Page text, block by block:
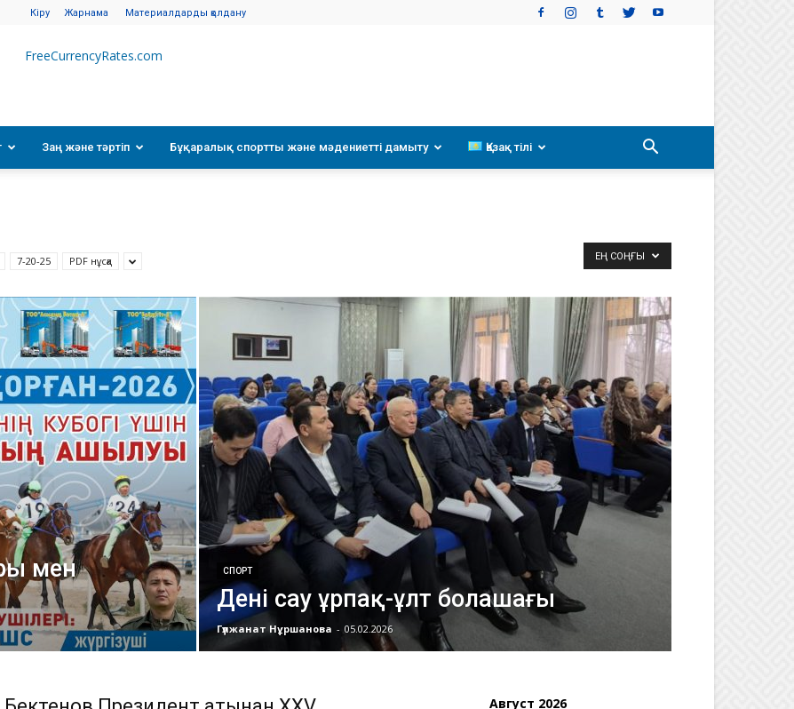
Кіру Жарнама Материалдарды қолдану
FreeCurrencyRates.com
Заң және тәртіп Бұқаралық спортты және мәдениетті дамыту Қазақ тілі
7-20-25 PDF нұсқа ЕҢ СОҢҒЫ
мен
СПОРТ
Дені сау ұрпақ-ұлт болашағы
Гүлжанат Нұршанова - 05.02.2026
Август 2026